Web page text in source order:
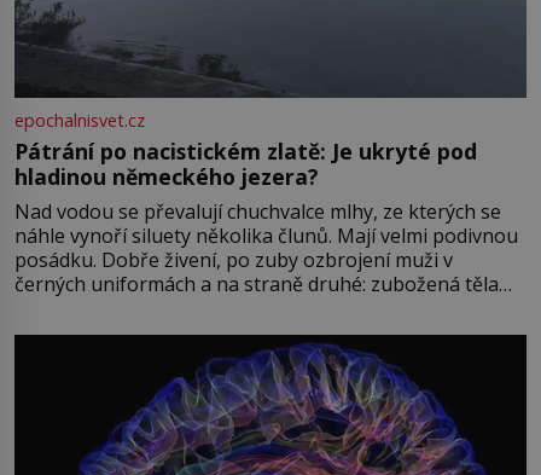
epochalnisvet.cz
Pátrání po nacistickém zlatě: Je ukryté pod
hladinou německého jezera?
Nad vodou se převalují chuchvalce mlhy, ze kterých se
náhle vynoří siluety několika člunů. Mají velmi podivnou
posádku. Dobře živení, po zuby ozbrojení muži v
černých uniformách a na straně druhé: zubožená těla
přízračná scéna znamená? Je jaro roku 1945, druhá
světová válka se chýlí ke konci. Jezero Stolpsee